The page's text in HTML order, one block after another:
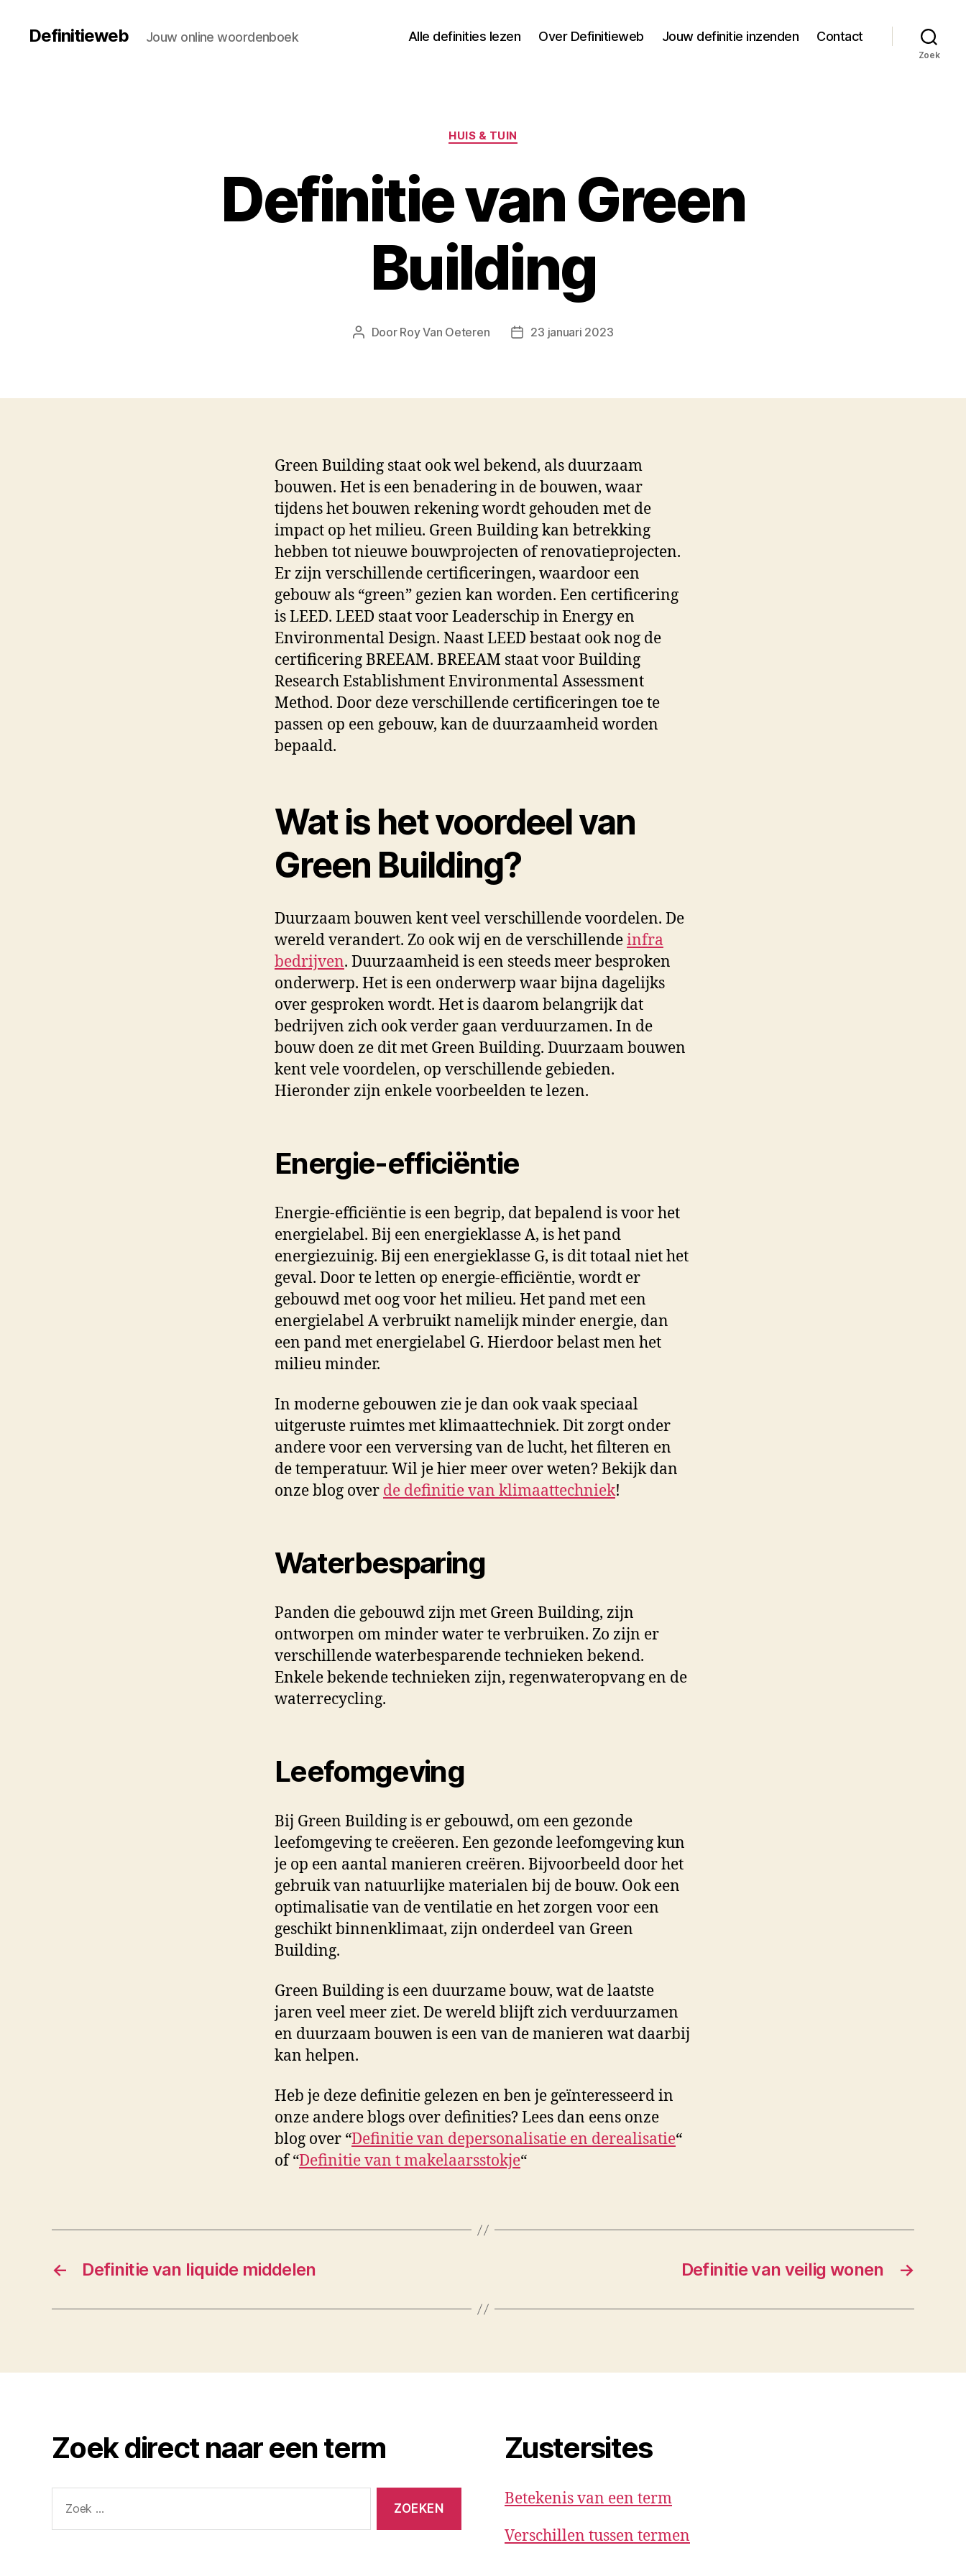
Definitieweb Jouw online woordenboek Alle definities lezen Over Definitieweb Jouw definitie inzenden Contact
Zoek
Categorieën
HUIS & TUIN
Definitie van Green
Building
Berichtauteur
Door Roy Van Oeteren Berichtdatum
23 januari 2023
Green Building staat ook wel bekend, als duurzaam
bouwen. Het is een benadering in de bouwen, waar
tijdens het bouwen rekening wordt gehouden met de
impact op het milieu. Green Building kan betrekking
hebben tot nieuwe bouwprojecten of renovatieprojecten.
Er zijn verschillende certificeringen, waardoor een
gebouw als “green” gezien kan worden. Een certificering
is LEED. LEED staat voor Leaderschip in Energy en
Environmental Design. Naast LEED bestaat ook nog de
certificering BREEAM. BREEAM staat voor Building
Research Establishment Environmental Assessment
Method. Door deze verschillende certificeringen toe te
passen op een gebouw, kan de duurzaamheid worden
bepaald.
Wat is het voordeel van
Green Building?
Duurzaam bouwen kent veel verschillende voordelen. De
wereld verandert. Zo ook wij en de verschillendeinfra
bedrijven. Duurzaamheid is een steeds meer besproken
onderwerp. Het is een onderwerp waar bijna dagelijks
over gesproken wordt. Het is daarom belangrijk dat
bedrijven zich ook verder gaan verduurzamen. In de
bouw doen ze dit met Green Building. Duurzaam bouwen
kent vele voordelen, op verschillende gebieden.
Hieronder zijn enkele voorbeelden te lezen.
Energie-efficiëntie
Energie-efficiëntie is een begrip, dat bepalend is voor het
energielabel. Bij een energieklasse A, is het pand
energiezuinig. Bij een energieklasse G, is dit totaal niet het
geval. Door te letten op energie-efficiëntie, wordt er
gebouwd met oog voor het milieu. Het pand met een
energielabel A verbruikt namelijk minder energie, dan
een pand met energielabel G. Hierdoor belast men het
milieu minder.
In moderne gebouwen zie je dan ook vaak speciaal
uitgeruste ruimtes met klimaattechniek. Dit zorgt onder
andere voor een verversing van de lucht, het filteren en
de temperatuur. Wil je hier meer over weten? Bekijk dan
onze blog over de definitie van klimaattechniek!
Waterbesparing
Panden die gebouwd zijn met Green Building, zijn
ontworpen om minder water te verbruiken. Zo zijn er
verschillende waterbesparende technieken bekend.
Enkele bekende technieken zijn, regenwateropvang en de
waterrecycling.
Leefomgeving
Bij Green Building is er gebouwd, om een gezonde
leefomgeving te creëeren. Een gezonde leefomgeving kun
je op een aantal manieren creëren. Bijvoorbeeld door het
gebruik van natuurlijke materialen bij de bouw. Ook een
optimalisatie van de ventilatie en het zorgen voor een
geschikt binnenklimaat, zijn onderdeel van Green
Building.
Green Building is een duurzame bouw, wat de laatste
jaren veel meer ziet. De wereld blijft zich verduurzamen
en duurzaam bouwen is een van de manieren wat daarbij
kan helpen.
Heb je deze definitie gelezen en ben je geïnteresseerd in
onze andere blogs over definities? Lees dan eens onze
blog over “Definitie van depersonalisatie en derealisatie“
of “Definitie van t makelaarsstokje“
← Definitie van liquide middelen →
Definitie van veilig wonen
Zoek direct naar een term
naar:
Zustersites
Betekenis van een term
Verschillen tussen termen